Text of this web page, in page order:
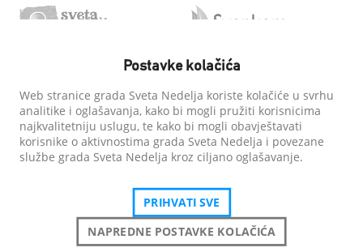
Postavke kolačića
Web stranice grada Sveta Nedelja koriste kolačiće u svrhu
analitike i oglašavanja, kako bi mogli pružiti korisnicima
najkvalitetniju uslugu, te kako bi mogli obavještavati
korisnike o aktivnostima grada Sveta Nedelja i povezane
službe grada Sveta Nedelja kroz ciljano oglašavanje.
PRIHVATI SVE
NAPREDNE POSTAVKE KOLAČIĆA